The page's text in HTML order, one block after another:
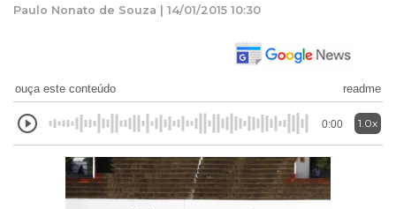
Paulo Nonato de Souza | 14/01/2015 10:30
ouça este conteúdo readme
0:00 1.0x